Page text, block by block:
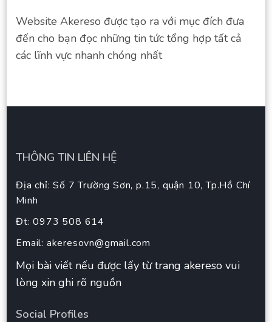
Website Akereso được tạo ra với mục đích đưa
đến cho bạn đọc những tin tức tổng hợp tất cả
các lĩnh vực nhanh chóng nhất
THÔNG TIN LIÊN HỆ
Địa chỉ: Số 7 Trường Sơn, p.15, quận 10, Tp.Hồ Chí
Minh
Đt: 0973 508 614
Email: akeresovn@gmail.com
Mọi bài viết nếu được lấy từ trang akereso vui
lòng xin ghi rõ nguồn
Social Profiles